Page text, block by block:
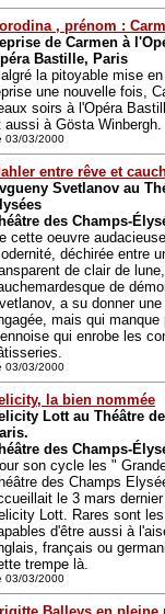
, prénom :
de Carmen à
Bastille, Paris
la pitoyable mise
une nouvelle fois,
soirs à l'Opéra
aussi à Gösta Winbergh.
03/03/2000
entre rêve et
Svetlanov au
des Champs-
cette oeuvre
déchirée entre
de clair de
de
a su donner
mais qui
qui enrobe les
03/03/2000
la bien nommée
Lott au Théâtre
des Champs-
son cycle les "
des Champs
le 3 mars
Lott. Rares sont
d'être aussi à
français ou
trempe là.
03/03/2000